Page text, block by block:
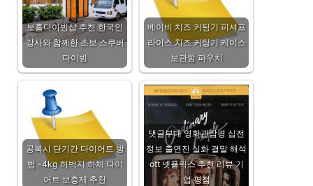
보홀다이빙샵 추천 한국인
강사와 함께한 초보 스쿠버
다이빙
베이비 치즈 커팅기 피셔프
라이스 치즈 커팅기 케이스
보관함 파우치
공복시 단기간 다이어트 방
법 -4kg 허벅지 하체 다이
어트 보충제 추천
댓글부대 영화관람평 십전
정보 출연진 실화 결말 해석
ott 넷플릭스 추천 리뷰 기
업 평점